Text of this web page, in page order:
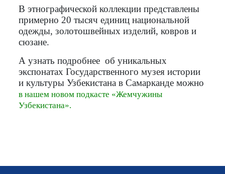
В этнографической коллекции представлены
примерно 20 тысяч единиц национальной
одежды, золотошвейных изделий, ковров и
сюзане.
А узнать подробнее об уникальных
экспонатах Государственного музея истории
и культуры Узбекистана в Самарканде можно
в нашем новом подкасте «Жемчужины
Узбекистана».